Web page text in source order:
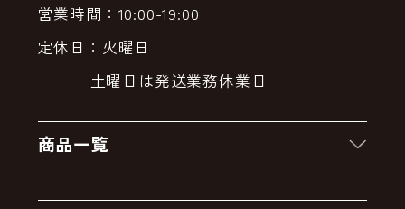
営業時間：10:00-19:00
定休日：火曜日
土曜日は発送業務休業日
商品一覧